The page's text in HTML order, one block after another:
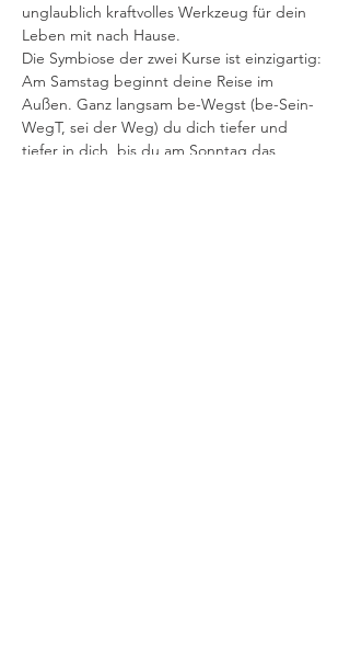
unglaublich kraftvolles Werkzeug für dein
Leben mit nach Hause.
Die Symbiose der zwei Kurse ist einzigartig:
Am Samstag beginnt deine Reise im
Außen. Ganz langsam be-Wegst (be-Sein-
WegT, sei der Weg) du dich tiefer und
tiefer in dich, bis du am Sonntag das